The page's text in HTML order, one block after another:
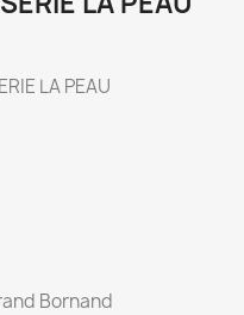
LA PEAU
Bornand